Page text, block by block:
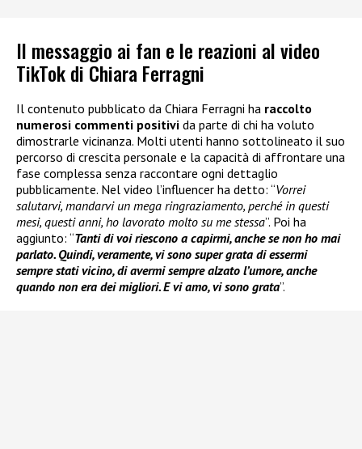
Il messaggio ai fan e le reazioni al video
TikTok di Chiara Ferragni
Il contenuto pubblicato da Chiara Ferragni ha raccolto
numerosi commenti positivi da parte di chi ha voluto
dimostrarle vicinanza. Molti utenti hanno sottolineato il suo
percorso di crescita personale e la capacità di affrontare una
fase complessa senza raccontare ogni dettaglio
pubblicamente. Nel video l’influencer ha detto: “Vorrei
salutarvi, mandarvi un mega ringraziamento, perché in questi
mesi, questi anni, ho lavorato molto su me stessa”. Poi ha
aggiunto: “Tanti di voi riescono a capirmi, anche se non ho mai
parlato. Quindi, veramente, vi sono super grata di essermi
sempre stati vicino, di avermi sempre alzato l’umore, anche
quando non era dei migliori. E vi amo, vi sono grata”.